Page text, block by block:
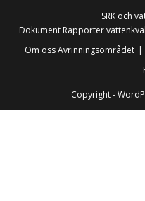
SRK och
Dokument Rapporter
Om ossAvrinningsområdet
Copyright -